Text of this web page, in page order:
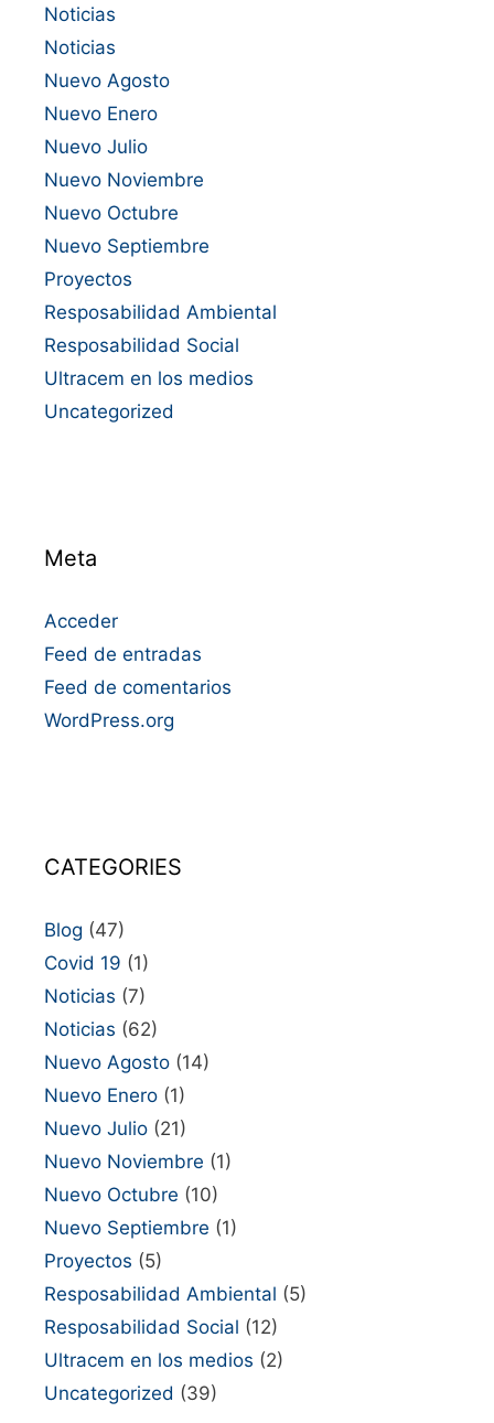
Noticias
Noticias
Nuevo Agosto
Nuevo Enero
Nuevo Julio
Nuevo Noviembre
Nuevo Octubre
Nuevo Septiembre
Proyectos
Resposabilidad Ambiental
Resposabilidad Social
Ultracem en los medios
Uncategorized
Meta
Acceder
Feed de entradas
Feed de comentarios
WordPress.org
CATEGORIES
Blog (47)
Covid 19 (1)
Noticias (7)
Noticias (62)
Nuevo Agosto (14)
Nuevo Enero (1)
Nuevo Julio (21)
Nuevo Noviembre (1)
Nuevo Octubre (10)
Nuevo Septiembre (1)
Proyectos (5)
Resposabilidad Ambiental (5)
Resposabilidad Social (12)
Ultracem en los medios (2)
Uncategorized (39)